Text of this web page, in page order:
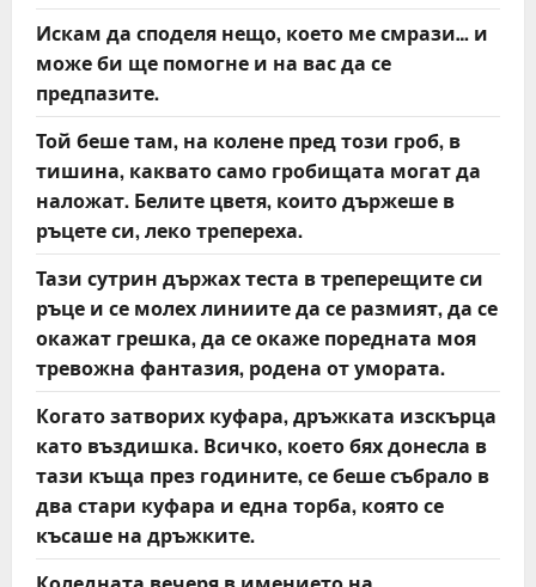
Искам да споделя нещо, което ме смрази… и
може би ще помогне и на вас да се
предпазите.
Той беше там, на колене пред този гроб, в
тишина, каквато само гробищата могат да
наложат. Белите цветя, които държеше в
ръцете си, леко трепереха.
Тази сутрин държах теста в треперещите си
ръце и се молех линиите да се размият, да се
окажат грешка, да се окаже поредната моя
тревожна фантазия, родена от умората.
Когато затворих куфара, дръжката изскърца
като въздишка. Всичко, което бях донесла в
тази къща през годините, се беше събрало в
два стари куфара и една торба, която се
късаше на дръжките.